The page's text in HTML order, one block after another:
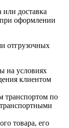
или доставка
оформлении
отгрузочных
на условиях
клиентом
транспортом по
товара, его